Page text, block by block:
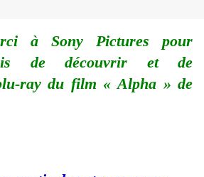
à Sony Pictures pour
de découvrir et de
ray du film « Alpha » de